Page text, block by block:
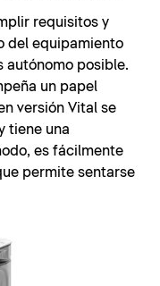
requisitos y
del equipamiento
autónomo posible.
un papel
versión Vital se
tiene una
es fácilmente
permite sentarse